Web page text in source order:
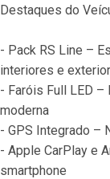
Destaques do
- Pack RS Line –
interiores e
- Faróis Full LED
moderna
- GPS Integrado –
- Apple CarPlay e
smartphone